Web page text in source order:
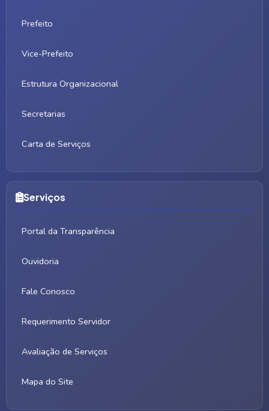
Prefeito
Vice-Prefeito
Estrutura Organizacional
Secretarias
Carta de Serviços
Serviços
Portal da Transparência
Ouvidoria
Fale Conosco
Requerimento Servidor
Avaliação de Serviços
Mapa do Site